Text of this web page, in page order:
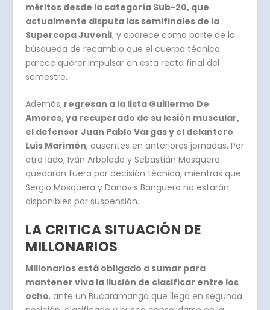
méritos desde la categoría Sub-20, que
actualmente disputa las semifinales de la
Supercopa Juvenil, y aparece como parte de la
búsqueda de recambio que el cuerpo técnico
parece querer impulsar en esta recta final del
semestre.
Además, regresan a la lista Guillermo De
Amores, ya recuperado de su lesión muscular,
el defensor Juan Pablo Vargas y el delantero
Luis Marimón, ausentes en anteriores jornadas. Por
otro lado, Iván Arboleda y Sebastián Mosquera
quedaron fuera por decisión técnica, mientras que
Sergio Mosquera y Danovis Banguero no estarán
disponibles por suspensión.
LA CRITICA SITUACIÓN DE
MILLONARIOS
Millonarios está obligado a sumar para
mantener viva la ilusión de clasificar entre los
ocho, ante un Bucaramanga que llega en segunda